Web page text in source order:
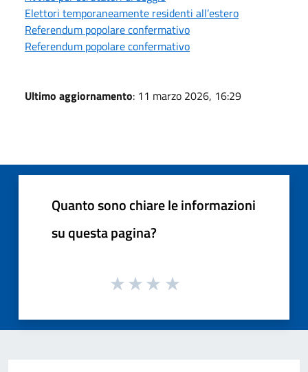
Elettori temporaneamente residenti all’estero
Referendum popolare confermativo
Referendum popolare confermativo
Ultimo aggiornamento: 11 marzo 2026, 16:29
Quanto sono chiare le informazioni
su questa pagina?